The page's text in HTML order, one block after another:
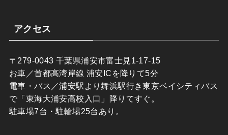
アクセス
〒279-0043 千葉県浦安市富士見1-17-15
お車／首都高湾岸線 浦安ICを降りて5分
電車・バス／浦安駅より舞浜駅行き東京ベイシティバス
で「東海大浦安高校入口」降りてすぐ。
駐車場7台・駐輪場25台あり。